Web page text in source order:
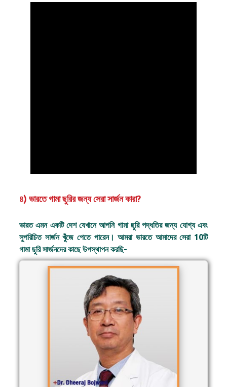
৪) ভারতে গামা ছুরির জন্য সেরা সার্জন কারা?
ভারত এমন একটি দেশ যেখানে আপনি গামা ছুরি পদ্ধতির জন্য যোগ্য এবং
সুপরিচিত সার্জন খুঁজে পেতে পারেন। আমরা ভারতে আমাদের সেরা 10টি
গামা ছুরি সার্জনদের কাছে উপস্থাপন করছি-